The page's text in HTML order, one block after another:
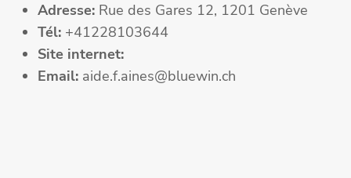
Adresse: Rue des Gares 12, 1201 Genève
Tél: +41228103644
Site internet:
Email: aide.f.aines@bluewin.ch